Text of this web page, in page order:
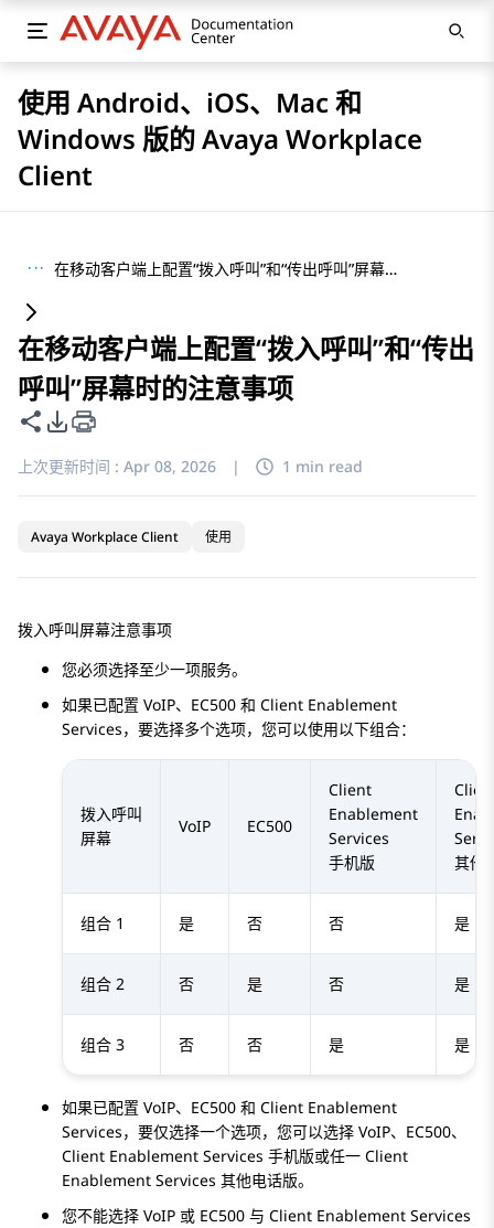
使用 Android、iOS、Mac 和
Windows 版的 Avaya Workplace
Client
··· 在移动客户端上配置“拨入呼叫”和“传出呼叫”屏幕时的注意事项
在移动客户端上配置“拨入呼叫”和“传出
呼叫”屏幕时的注意事项
共享此页面
PDF 导出选项
上次更新时间 : Apr 08, 2026 | 1 min read
Avaya Workplace Client 使用
拨入呼叫屏幕注意事项
您必须选择至少一项服务。
如果已配置 VoIP、EC500 和 Client Enablement
Services，要选择多个选项，您可以使用以下组合：
拨入呼叫
屏幕
VoIP EC500
Client
Enablement
Services
手机版
其他
组合 1 是 否 否 是
组合 2 否 是 否 是
组合 3 否 否 是 是
如果已配置 VoIP、EC500 和 Client Enablement
Services，要仅选择一个选项，您可以选择 VoIP、EC500、
Client Enablement Services 手机版或任一 Client
Enablement Services 其他电话版。
您不能选择 VoIP 或 EC500 与 Client Enablement Services